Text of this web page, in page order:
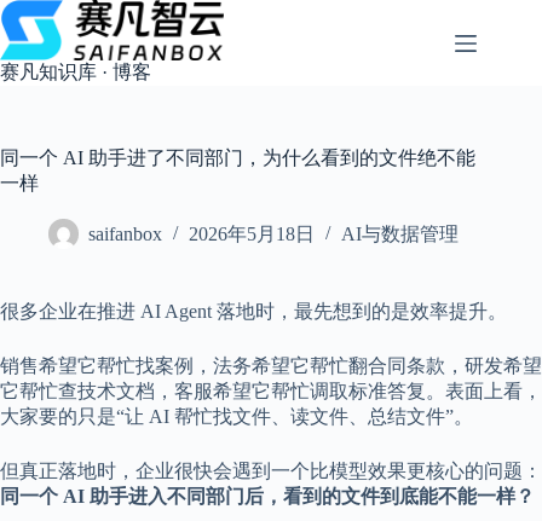
跳
过
内
容
赛凡知识库 · 博客
同一个 AI 助手进了不同部门，为什么看到的文件绝不能
一样
saifanbox 2026年5月18日 AI与数据管理
很多企业在推进 AI Agent 落地时，最先想到的是效率提升。
销售希望它帮忙找案例，法务希望它帮忙翻合同条款，研发希望
它帮忙查技术文档，客服希望它帮忙调取标准答复。表面上看，
大家要的只是“让 AI 帮忙找文件、读文件、总结文件”。
但真正落地时，企业很快会遇到一个比模型效果更核心的问题：
同一个 AI 助手进入不同部门后，看到的文件到底能不能一样？